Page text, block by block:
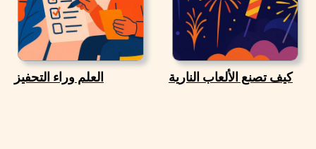
العلم وراء التحفيز كيف تصنع الألعاب النارية